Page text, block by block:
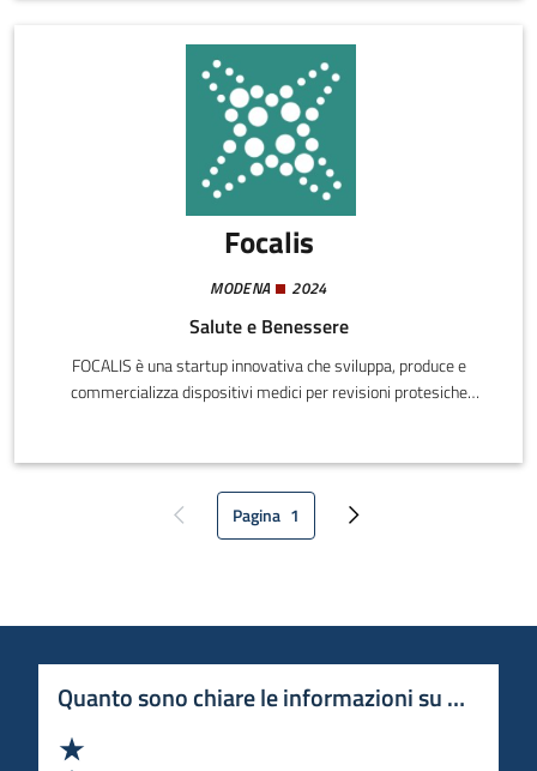
Focalis
MODENA 2024
Salute e Benessere
FOCALIS è una startup innovativa che sviluppa, produce e
commercializza dispositivi medici per revisioni protesiche
originali, in grado di rendere gli interventi chirurgici più sicuri,
efficaci e meno invasivi.
Pagina precedentePagina attuale
Pagina 1 Pagina successiva
Quanto sono chiare le informazioni su questa